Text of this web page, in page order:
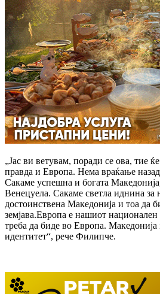
„Јас ви ветувам, поради се ова, тие
правда и Европа. Нема враќање
Сакаме успешна и богата
Венецуела. Сакаме светла иднина за
достоинствена Македонија и тоа да
земјава.Европа е нашиот
треба да биде во Европа.
идентитет“, рече Филипче.